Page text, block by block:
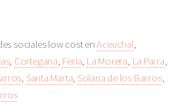
sociales low cost enAceuchal,
, Cortegana, Feria, La Morera, La Parra,
, Santa Marta, Solana de los Barros,